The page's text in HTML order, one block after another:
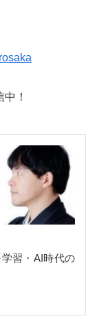
！
習・AI時代の